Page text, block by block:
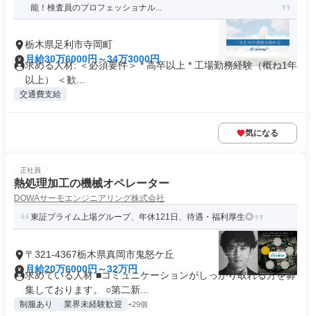
能！検査員のプロフェッショナル...
栃木県足利市寺岡町
月給30万6000円～34万3000円
求める人材: ＜必須要件＞ * 高卒以上 * 工場勤務経験（概ね1年
以上） ＜歓...
交通費支給
気になる
正社員
熱処理加工の機械オペレーター
DOWAサーモエンジニアリング株式会社
東証プライム上場グループ、年休121日、待遇・福利厚生◎
〒321-4367栃木県真岡市鬼怒ケ丘
月給20万6000円～32万円
求めている人材 ■コミュニケーションがしっかり取れる方を募
集しております。 ○第二新...
制服あり 業界未経験歓迎 +29個